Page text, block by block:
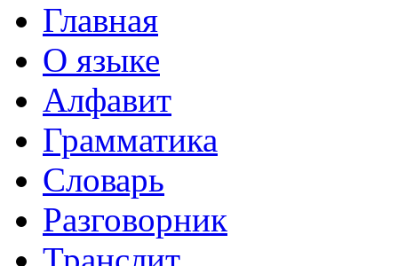
Главная
О языке
Алфавит
Грамматика
Словарь
Разговорник